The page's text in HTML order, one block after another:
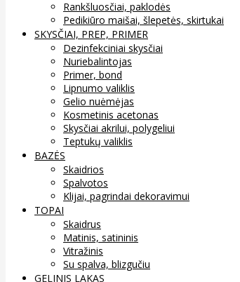
Rankšluosčiai, paklodės
Pedikiūro maišai, šlepetės, skirtukai
SKYSČIAI, PREP, PRIMER
Dezinfekciniai skysčiai
Nuriebalintojas
Primer, bond
Lipnumo valiklis
Gelio nuėmėjas
Kosmetinis acetonas
Skysčiai akrilui, polygeliui
Teptukų valiklis
BAZĖS
Skaidrios
Spalvotos
Klijai, pagrindai dekoravimui
TOPAI
Skaidrus
Matinis, satininis
Vitražinis
Su spalva, blizgučiu
GELINIS LAKAS